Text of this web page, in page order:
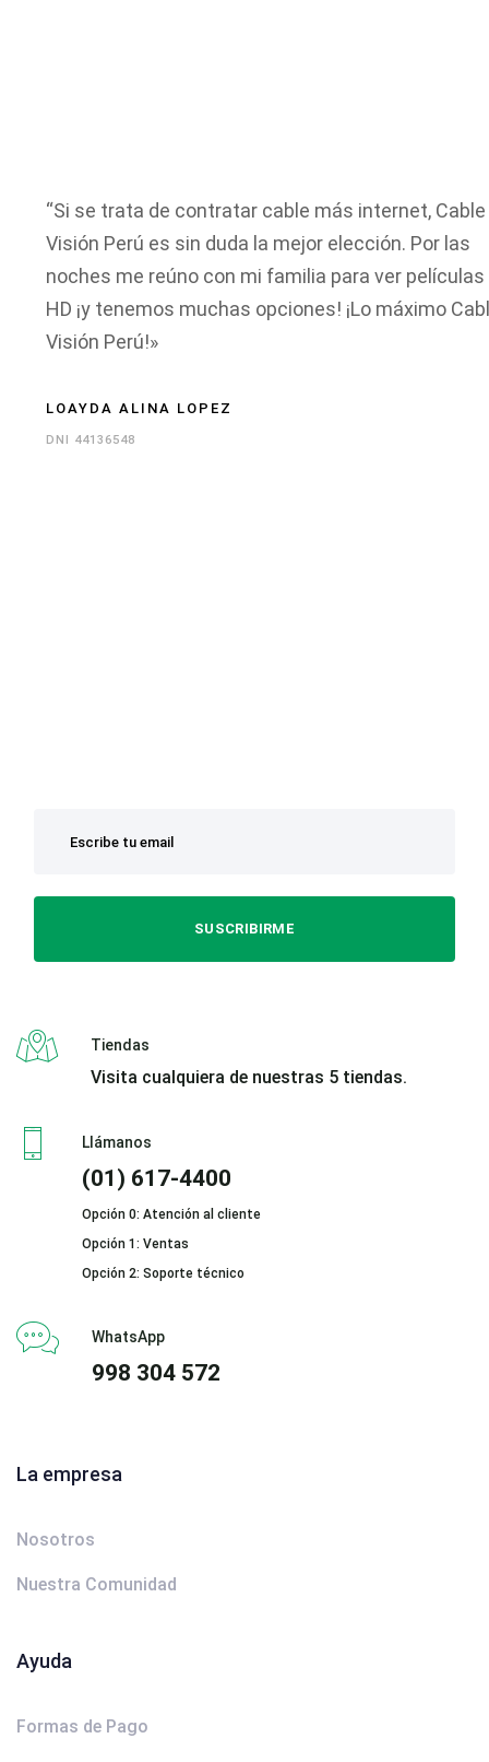
“Si se trata de contratar cable más internet, Cable
Visión Perú es sin duda la mejor elección. Por las
noches me reúno con mi familia para ver películas
HD ¡y tenemos muchas opciones! ¡Lo máximo
Visión Perú!»
LOAYDA ALINA LOPEZ
DNI 44136548
SUSCRIBIRME
Tiendas
Visita cualquiera de nuestras 5 tiendas.
Llámanos
(01) 617-4400
Opción 0: Atención al cliente
Opción 1: Ventas
Opción 2: Soporte técnico
WhatsApp
998 304 572
La empresa
Nosotros
Nuestra Comunidad
Ayuda
Formas de Pago